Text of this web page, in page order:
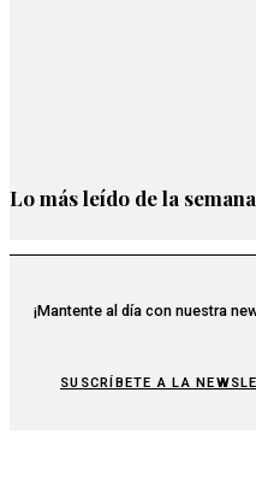
Lo más leído de la semana
¡Mantente al día con nuestra
SUSCRÍBETE A LA